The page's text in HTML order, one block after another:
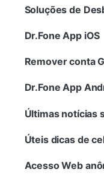
Ver Todos Os
Gerenciador de
Reparar Celular
Proteção do celular
Encontre Mais Soluções
Soluções de
Dr.Fone App iOS
Remover conta
Dr.Fone App
Últimas notícias
Úteis dicas de
Acesso Web